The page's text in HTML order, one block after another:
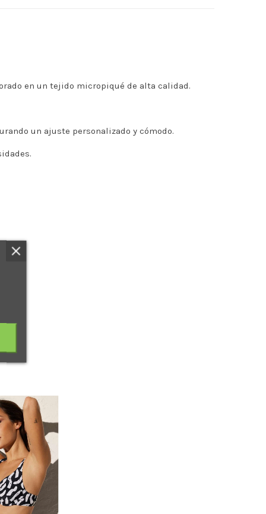
en un tejido micropiqué de alta calidad.
un ajuste personalizado y cómodo.